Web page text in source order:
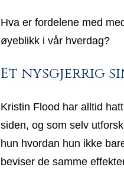
Hva er fordelene med
øyeblikk i vår hverdag?
Et nysgjerrig
Kristin Flood har alltid
siden, og som selv
hun hvordan hun ikke
beviser de samme